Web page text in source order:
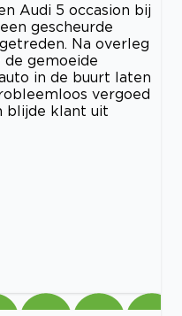
Audi 5 occasion bij
gescheurde
Na overleg
de gemoeide
in de buurt laten
vergoed
blijde klant uit